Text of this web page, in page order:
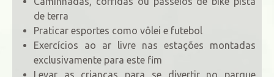
de terra
Praticar esportes como vôlei e futebol
Exercícios ao ar livre nas estações montadas
exclusivamente para este fim
Levar as crianças para se divertir no parque